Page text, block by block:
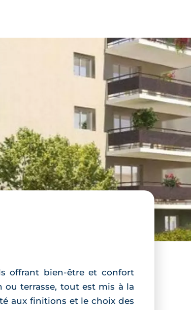
offrant bien-être et confort
ou terrasse, tout est mis à la
aux finitions et le choix des